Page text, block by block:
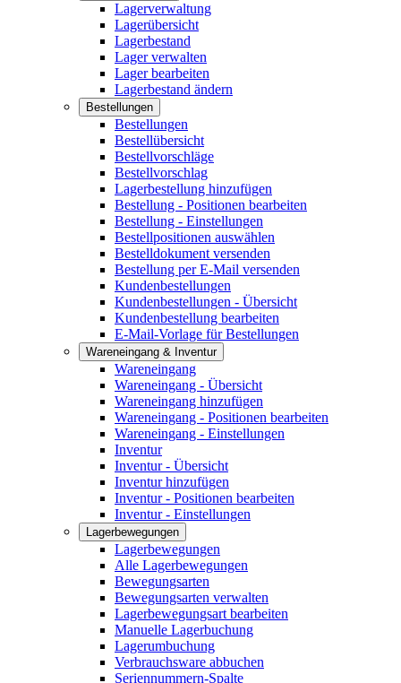
Lagerverwaltung
Lagerübersicht
Lagerbestand
Lager verwalten
Lager bearbeiten
Lagerbestand ändern
Bestellungen
Bestellungen
Bestellübersicht
Bestellvorschläge
Bestellvorschlag
Lagerbestellung hinzufügen
Bestellung - Positionen bearbeiten
Bestellung - Einstellungen
Bestellpositionen auswählen
Bestelldokument versenden
Bestellung per E-Mail versenden
Kundenbestellungen
Kundenbestellungen - Übersicht
Kundenbestellung bearbeiten
E-Mail-Vorlage für Bestellungen
Wareneingang & Inventur
Wareneingang
Wareneingang - Übersicht
Wareneingang hinzufügen
Wareneingang - Positionen bearbeiten
Wareneingang - Einstellungen
Inventur
Inventur - Übersicht
Inventur hinzufügen
Inventur - Positionen bearbeiten
Inventur - Einstellungen
Lagerbewegungen
Lagerbewegungen
Alle Lagerbewegungen
Bewegungsarten
Bewegungsarten verwalten
Lagerbewegungsart bearbeiten
Manuelle Lagerbuchung
Lagerumbuchung
Verbrauchsware abbuchen
Seriennummern-Spalte